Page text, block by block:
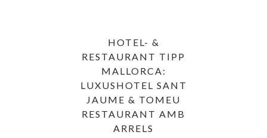
HOTEL- &
RESTAURANT TIPP
MALLORCA:
LUXUSHOTEL SANT
JAUME & TOMEU
RESTAURANT AMB
ARRELS